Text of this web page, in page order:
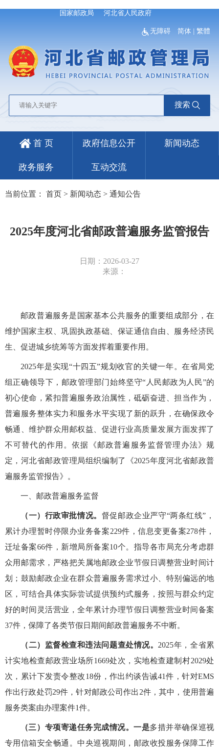
国家邮政局 河北省人民政府
无障碍 简体 |繁體
搜索
首 页 政府信息公开 新闻动态
政务服务 互动交流
当前位置： 首页 > 新闻动态 > 通知公告
2025年度河北省邮政普遍服务监管报告
日期：2026-03-27
来源：
邮政普遍服务是国家基本公共服务的重要组成部分，在
维护国家主权、巩固执政基础、保证通信自由、服务经济民
生、促进城乡统筹等方面发挥着重要作用。
2025年是实现“十四五”规划收官的关键一年。在省局党
组正确领导下，邮政管理部门始终坚守“人民邮政为人民”的
初心使命，紧扣普遍服务政治属性，砥砺奋进、担当作为，
普遍服务整体实力和服务水平实现了新的跃升，在确保政令
畅通、维护群众用邮权益、促进行业高质量发展方面发挥了
不可替代的作用。依据《邮政普遍服务监督管理办法》规
定，河北省邮政管理局组织编制了《2025年度河北省邮政普
遍服务监管报告》 。
一、邮政普遍服务监督
（一）行政审批情况。 督促邮政企业严守“两条红线”，
累计办理暂时停限办业务备案229件，信息变更备案278件，
迁址备案66件，新增局所备案10个。指导各市局充分考虑群
众用邮需求，严格把关属地邮政企业节假日调整营业时间计
划；鼓励邮政企业在群众普遍服务需求过小、特别偏远的地
区，可结合具体实际尝试提供预约式服务，按照与群众约定
好的时间灵活营业，全年累计办理节假日调整营业时间备案
37件，保障了各类节假日期间邮政普遍服务不中断。
（二）监督检查和违法问题查处情况。2025年，全省累
计实地检查邮政营业场所1669处次，实地检查建制村2029处
次，累计下发责令整改18份，作出约谈告诫41件，针对EMS
作出行政处罚29件，针对邮政公司作出2件，其中，使用普遍
服务类案由办理案件1件。
（三）专项寄递任务完成情况。一是多措并举确保巡视
专用信箱安全畅通。 中央巡视期间，邮政收投服务保障工作